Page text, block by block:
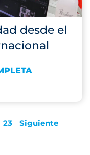
desde el
23 Siguiente